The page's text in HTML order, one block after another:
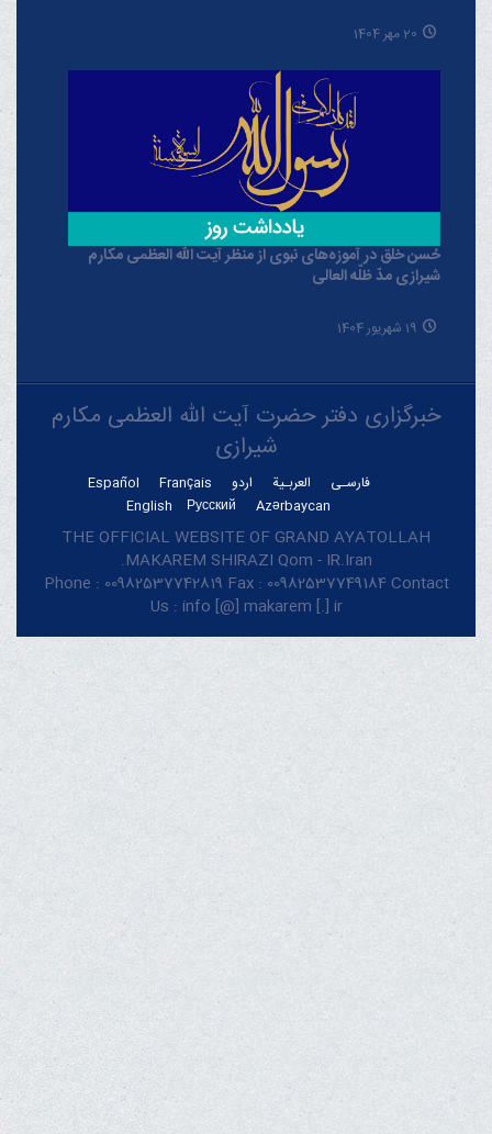
20 مهر 1404
حُسن خلق در آموزه‌های نبوی از منظر آیت الله العظمی مکارم
شیرازی مدّ ظلّه العالی
19 شهریور 1404
خبرگزاری دفتر حضرت آیت الله العظمی مکارم
شیرازی
فارسـی العربـیة اردو Français
Español
Azərbaycan
Русский
English
THE OFFICIAL WEBSITE OF GRAND AYATOLLAH
MAKAREM SHIRAZI Qom - IR.Iran.
Phone : 00982537742819 Fax : 00982537749184 Contact
Us : info [@] makarem [.] ir